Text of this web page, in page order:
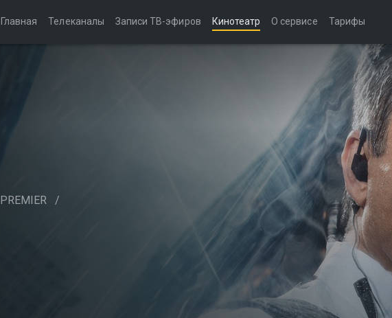
Главная Телеканалы Записи ТВ-эфиров Кинотеатр О сервисе Тарифы
PREMIER /